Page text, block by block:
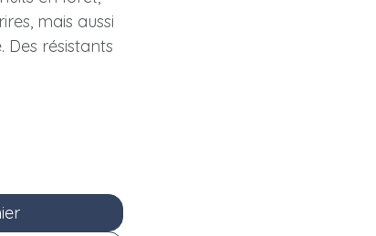
mais aussi
Des résistants